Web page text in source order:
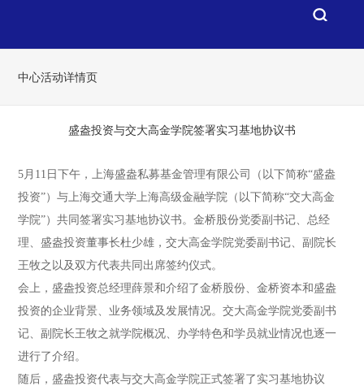
中心活动详情页
盛盎投资与交大高金学院签署实习基地协议书
5月11日下午，上海盛盎私募基金管理有限公司（以下简称“盛盎
投资”）与上海交通大学上海高级金融学院（以下简称“交大高金
学院”）共同签署实习基地协议书。金桥股份党委副书记、总经
理、盛盎投资董事长杜少雄，交大高金学院党委副书记、副院长
王牧之以及双方代表共同出席签约仪式。
会上，盛盎投资总经理薛景和介绍了金桥股份、金桥资本和盛盎
投资的企业背景、业务领域及发展情况。交大高金学院党委副书
记、副院长王牧之就学院概况、办学特色和学员就业情况也逐一
进行了介绍。
随后，盛盎投资代表与交大高金学院正式签署了实习基地协议